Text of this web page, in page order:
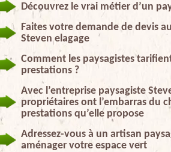
Découvrez le vrai métier d’un
Faites votre demande de devis
Steven elagage
Comment les paysagistes
prestations ?
Avec l’entreprise paysagiste
propriétaires ont l’embarras du
prestations qu’elle propose
Adressez-vous à un artisan
aménager votre espace vert